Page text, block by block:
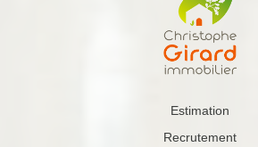
Estimation
Recrutement